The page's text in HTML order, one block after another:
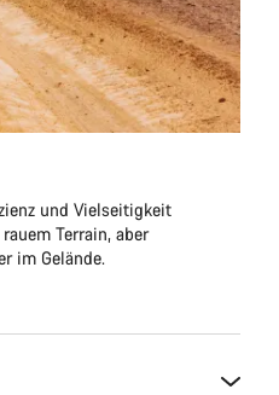
und Vielseitigkeit
Terrain, aber
im Gelände.